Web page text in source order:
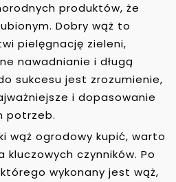
produktów, że
Dobry wąż to
pielęgnację zieleni,
nawadnianie i długą
sukcesu jest zrozumienie,
i dopasowanie
potrzeb.
wąż ogrodowy kupić, warto
kluczowych czynników. Po
wykonany jest wąż,